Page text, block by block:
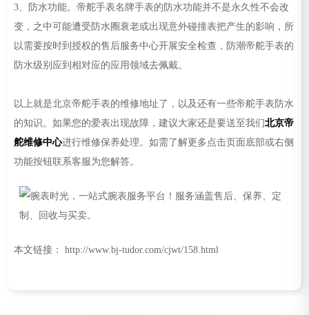
3、防水功能。帝舵手表名牌手表的防水功能并不是永久性不会改
变，之中可能遭受防水圈衰老或出现意外碰撞表把产生的影响，所
以需要按时到授权的售后服务中心开展安全检查，防潮帝舵手表的
防水级别应到相对应的应用领域去佩戴。
以上就是北京帝舵手表的维修地址了，以及还有一些帝舵手表防水
的知识。如果您的爱表出现故障，建议大家还是要送至我们北京帝
舵维修中心进行维修保养处理。如需了解更多点击页面底部或右侧
功能按钮联系客服为您解答。
本文链接： http://www.bj-tudor.com/cjwt/158.html